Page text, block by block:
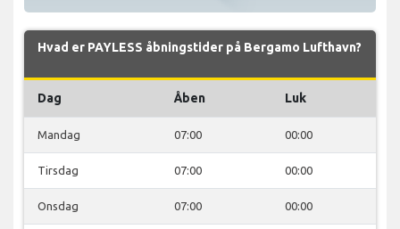
Hvad er PAYLESS åbningstider på Bergamo Lufthavn?
Dag Åben Luk
Mandag 07:00 00:00
Tirsdag 07:00 00:00
Onsdag 07:00 00:00